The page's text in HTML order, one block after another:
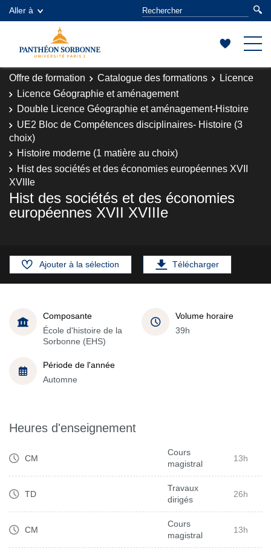
Aller à
Offre de formation Catalogue des formations
Licence
Licence Géographie et aménagement
Double Licence Géographie et aménagement-Histoire
UE2 Bloc de Compétences disciplinaires- Histoire (3
choix)
Histoire moderne (1 matière au choix)
Hist des sociétés et des économies européennes XVII
XVIIIe
Hist des sociétés et des économies
européennes XVII XVIIIe
Ajouter à la sélection Télécharger
Composante
École d'histoire de la
Sorbonne (EHS)
Volume horaire
39h
Période de l'année
Automne
Heures d'enseignement
CM
Cours
magistral
13h
TD
Travaux
dirigés
26h
CM
Cours
magistral
13h